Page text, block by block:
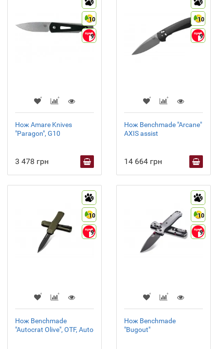
9
10
9
Нож Amare Knives
"Paragon", G10
3 478 грн
9
10
9
Нож Benchmade "Arcane"
AXIS assist
14 664 грн
9
10
9
Нож Benchmade
"Autocrat Olive", OTF, Auto
9
10
9
Нож Benchmade
"Bugout"